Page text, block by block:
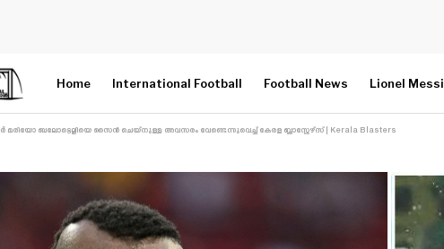
Home International Football Football News Lionel Messi
മരിയോ ബലോട്ടെല്ലിയെ സൈൻ ചെയ്നുള്ള അവസരം വേണ്ടെന്നുവെച്ച് കേരള ബ്ലാസ്റ്റേഴ്‌സ് | Kerala Blasters